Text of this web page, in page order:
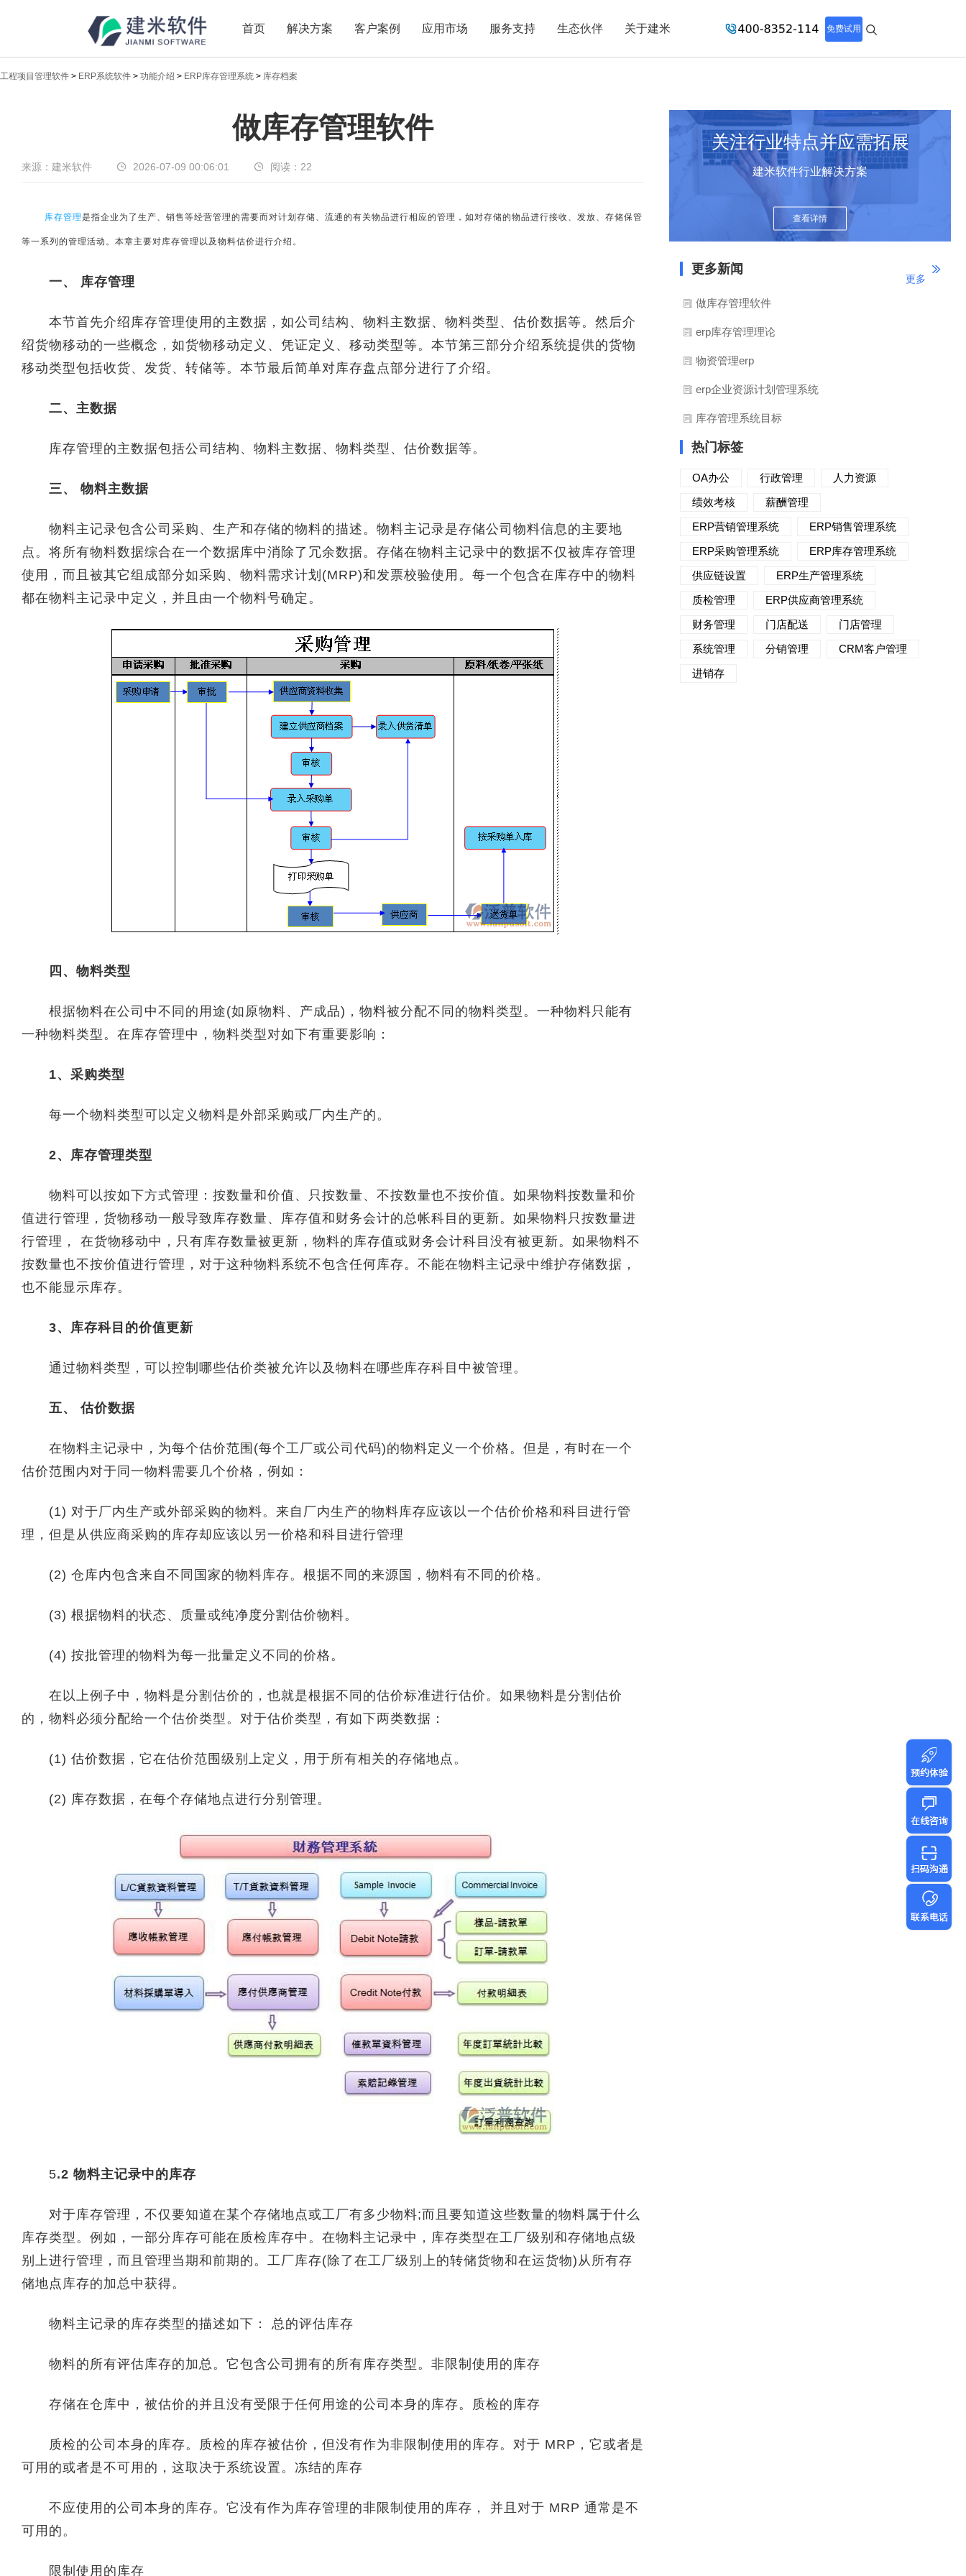
首页 解决方案 客户案例 应用市场 服务支持 生态伙伴 关于建米 免费试用
传递实时热点，共享商业价值
工程项目管理软件 > ERP系统软件 > 功能介绍 > ERP库存管理系统 > 库存档案
做库存管理软件
来源：建米软件 2026-07-09 00:06:01 阅读： 22
库存管理是指企业为了生产、销售等经营管理的需要而对计划存储、流通的有关物品进行相应的管理，如对存储的物品进行接收、发放、存储保管
等一系列的管理活动。本章主要对库存管理以及物料估价进行介绍。
一、 库存管理
本节首先介绍库存管理使用的主数据，如公司结构、物料主数据、物料类型、估价数据等。然后介
绍货物移动的一些概念，如货物移动定义、凭证定义、移动类型等。本节第三部分介绍系统提供的货物
移动类型包括收货、发货、转储等。本节最后简单对库存盘点部分进行了介绍。
二、主数据
库存管理的主数据包括公司结构、物料主数据、物料类型、估价数据等。
三、 物料主数据
物料主记录包含公司采购、生产和存储的物料的描述。物料主记录是存储公司物料信息的主要地
点。将所有物料数据综合在一个数据库中消除了冗余数据。存储在物料主记录中的数据不仅被库存管理
使用，而且被其它组成部分如采购、物料需求计划(MRP)和发票校验使用。每一个包含在库存中的物料
都在物料主记录中定义，并且由一个物料号确定。
四、物料类型
根据物料在公司中不同的用途(如原物料、产成品)，物料被分配不同的物料类型。一种物料只能有
一种物料类型。在库存管理中，物料类型对如下有重要影响：
1、采购类型
每一个物料类型可以定义物料是外部采购或厂内生产的。
2、库存管理类型
物料可以按如下方式管理：按数量和价值、只按数量、不按数量也不按价值。如果物料按数量和价
值进行管理，货物移动一般导致库存数量、库存值和财务会计的总帐科目的更新。如果物料只按数量进
行管理， 在货物移动中，只有库存数量被更新，物料的库存值或财务会计科目没有被更新。如果物料不
按数量也不按价值进行管理，对于这种物料系统不包含任何库存。不能在物料主记录中维护存储数据，
也不能显示库存。
3、库存科目的价值更新
通过物料类型，可以控制哪些估价类被允许以及物料在哪些库存科目中被管理。
五、 估价数据
在物料主记录中，为每个估价范围(每个工厂或公司代码)的物料定义一个价格。但是，有时在一个
估价范围内对于同一物料需要几个价格，例如：
(1) 对于厂内生产或外部采购的物料。来自厂内生产的物料库存应该以一个估价价格和科目进行管
理，但是从供应商采购的库存却应该以另一价格和科目进行管理
(2) 仓库内包含来自不同国家的物料库存。根据不同的来源国，物料有不同的价格。
(3) 根据物料的状态、质量或纯净度分割估价物料。
(4) 按批管理的物料为每一批量定义不同的价格。
在以上例子中，物料是分割估价的，也就是根据不同的估价标准进行估价。如果物料是分割估价
的，物料必须分配给一个估价类型。对于估价类型，有如下两类数据：
(1) 估价数据，它在估价范围级别上定义，用于所有相关的存储地点。
(2) 库存数据，在每个存储地点进行分别管理。
5.2 物料主记录中的库存
对于库存管理，不仅要知道在某个存储地点或工厂有多少物料;而且要知道这些数量的物料属于什么
库存类型。例如，一部分库存可能在质检库存中。在物料主记录中，库存类型在工厂级别和存储地点级
别上进行管理，而且管理当期和前期的。工厂库存(除了在工厂级别上的转储货物和在运货物)从所有存
储地点库存的加总中获得。
物料主记录的库存类型的描述如下： 总的评估库存
物料的所有评估库存的加总。它包含公司拥有的所有库存类型。非限制使用的库存
存储在仓库中，被估价的并且没有受限于任何用途的公司本身的库存。质检的库存
质检的公司本身的库存。质检的库存被估价，但没有作为非限制使用的库存。对于 MRP，它或者是
可用的或者是不可用的，这取决于系统设置。冻结的库存
不应使用的公司本身的库存。它没有作为库存管理的非限制使用的库存， 并且对于 MRP 通常是不
可用的。
限制使用的库存
关注行业特点并应需拓展
建米软件行业解决方案
查看详情
更多新闻
更多
做库存管理软件
erp库存管理理论
物资管理erp
erp企业资源计划管理系统
库存管理系统目标
热门标签
OA办公 行政管理
人力资源
绩效考核
薪酬管理
ERP营销管理系统
ERP销售管理系统
ERP采购管理系统
ERP库存管理系统
供应链设置
ERP生产管理系统
质检管理
ERP供应商管理系统
财务管理
门店配送
门店管理
系统管理
分销管理
CRM客户管理
进销存